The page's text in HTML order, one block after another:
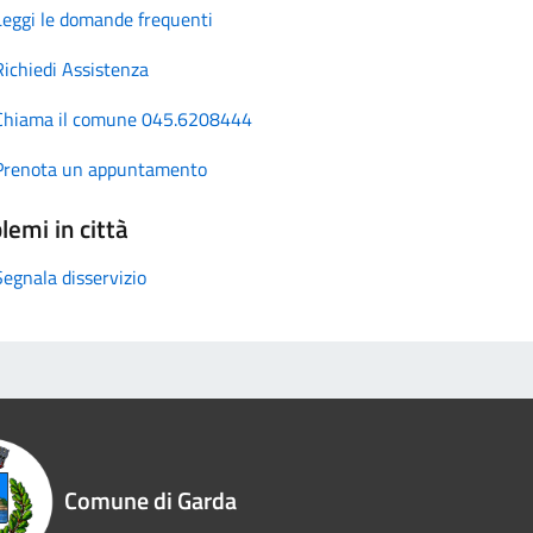
le domande frequenti
Assistenza
il comune 045.6208444
un appuntamento
in città
disservizio
Comune di Garda